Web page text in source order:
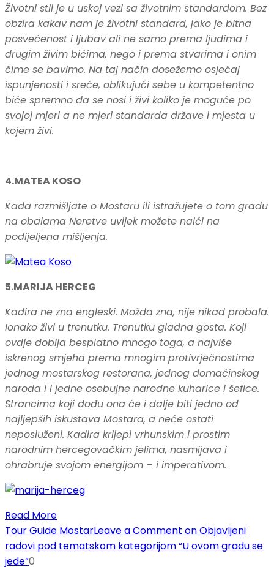
Životni stil je u uskoj vezi sa životnim standardom. Bez
obzira kakav nam je životni standard, jako je bitna
posvećenost i ljubav ali ne samo prema ljudima i
drugim živim bićima, nego i prema stvarima i onim
čime se bavimo. Na taj način dosežemo osjećaj
ispunjenosti i sreće, oblikujući sebe u kompetentno
biće spremno da se nosi i živi koliko je moguće po
svojoj mjeri a ne mjeri standarda države i mjesta u
kojem živi.
4.MATEA KOSO
Kada razmišljate o Mostaru ili istražujete o tom gradu
na obalama Neretve uvijek možete naići na
podijeljena mišljenja.
5.MARIJA HERCEG
Kadira ne zna engleski. Možda zna, nije nikad probala.
Ionako živi u trenutku. Trenutku gladna gosta. Koji
ovdje dobija besplatno mnogo toga, a najviše
iskrenog smjeha prema mnogim protivrječnostima
jednog mostarskog restorana, jednog domaćinskog
naroda i i jedne osebujne narodne kuharice i šefice.
Strancima koji dođu ona će i dalje biti jedno od
najljepših iskustava Mostara, a neće ostati
neposluženi. Kadira krijepi vrhunskim i prostim
narodnim hercegovačkim jelima, nasmijava i
ohrabruje svojom energijom – i imperativom.
Read More
Tour Guide MostarLeave a Comment on Objavljeni
radovi pod tematskom kategorijom “U ovom gradu se
jede”0